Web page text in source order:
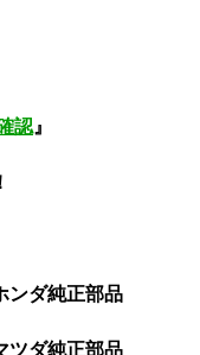
認 』
ダ純正部品
ダ純正部品